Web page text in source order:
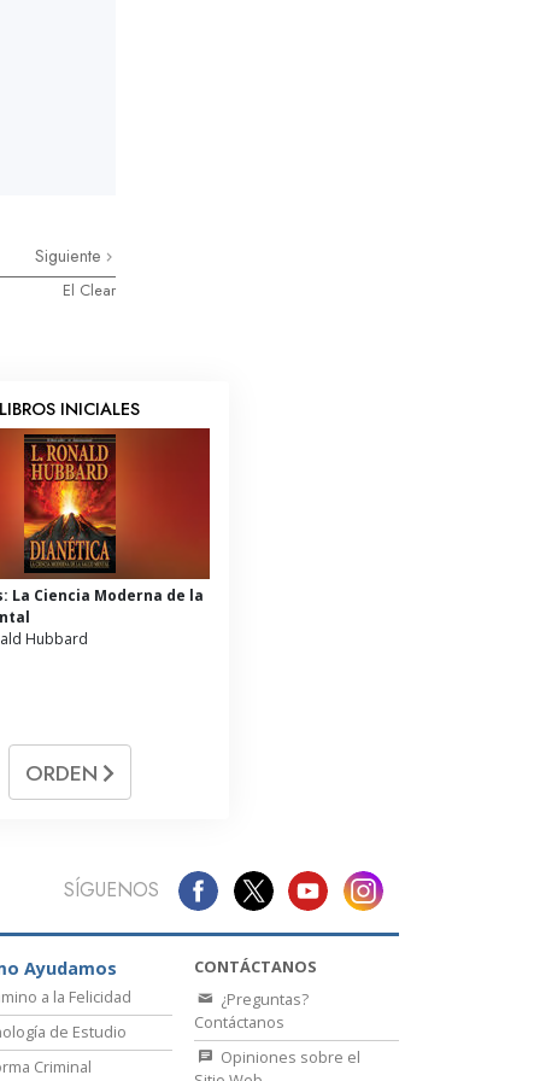
Siguiente
El Clear
LIBROS INICIALES
La Ciencia Moderna de la
Hubbard
ORDEN
SÍGUENOS
Ayudamos
a la Felicidad
de Estudio
Criminal
CONTÁCTANOS
¿Preguntas?
Contáctanos
Opiniones sobre el